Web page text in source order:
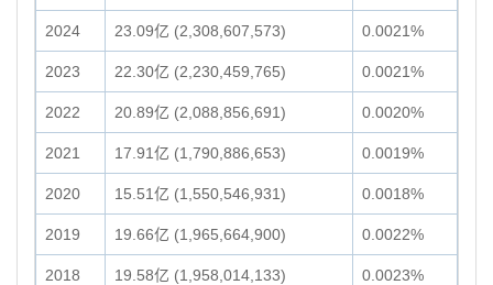
2024 23.09亿 (2,308,607,573) 0.0021%
2023 22.30亿 (2,230,459,765) 0.0021%
2022 20.89亿 (2,088,856,691) 0.0020%
2021 17.91亿 (1,790,886,653) 0.0019%
2020 15.51亿 (1,550,546,931) 0.0018%
2019 19.66亿 (1,965,664,900) 0.0022%
2018 19.58亿 (1,958,014,133) 0.0023%